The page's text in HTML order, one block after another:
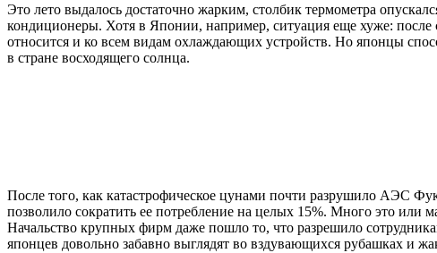
Это лето выдалось достаточно жарким, столбик термометра
кондиционеры. Хотя в Японии, например, ситуация еще хуже: после
относится и ко всем видам охлаждающих устройств. Но японцы
в стране восходящего солнца.
После того, как катастрофическое цунами почти разрушило АЭС
позволило сократить ее потребление на целых 15%. Много это
Начальство крупных фирм даже пошло то, что разрешило
японцев довольно забавно выглядят во вздувающихся рубашках и